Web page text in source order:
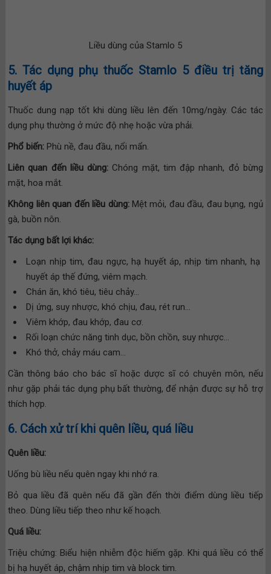
Liều dùng của Stamlo 5
5. Tác dụng phụ thuốc Stamlo 5 điều trị tăng
huyết áp
Thuốc dung nạp tốt khi dùng liều lên đến 10mg/ngày. Các tác
dụng phụ thường ở mức độ nhẹ hoặc vừa phải.
Phổ biến: Phù nề, đau đầu, nổi mẩn.
Liên quan đến liều dùng: Chóng mặt, tim đập nhanh, đỏ bừng
mặt, hoa mắt.
Không liên quan đến liều dùng:Mệt mỏi, đau đầu, đau bụng, ngủ
gà, buồn nôn.
Tác dụng bất lợi khác:
Loạn nhịp tim, đau ngực, hạ huyết áp, nhịp tim nhanh, hạ
huyết áp thế đứng, viêm mạch.
Chán ăn, khó tiêu, tiêu chảy…
Dị ứng, suy nhược, khó chịu, đau, rét run…
Viêm khớp, đau khớp, đau cơ.
Rối loạn chức năng tinh dục, bồn chồn, suy nhược…
Khó thở, chảy máu cam…
Cần thông báo cho bác sĩ hoặc dược sĩ có chuyên môn, nếu
như gặp phải tác dụng phụ bất thường, để nhận được sự hỗ trợ
thích hợp.
6. Cách xử trí khi quên liều, quá liều
Quên liều:
Uống bù liều nếu quên ngay khi nhớ ra.
Bỏ qua liều đã quên nếu đã gần đến thời điểm dùng liều tiếp
theo. Dùng liều tiếp theo như kế hoạch.
Quá liều:
Triệu chứng: Biểu hiện nhiễm độc hiếm gặp. Khi quá liều có thể
bị hạ huyết áp, chậm nhịp tim và block tim.